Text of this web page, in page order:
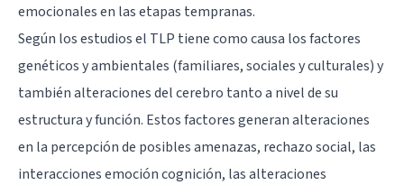
emocionales en las etapas tempranas.
Según los estudios el TLP tiene como causa los factores
genéticos y ambientales (familiares, sociales y culturales) y
también alteraciones del cerebro tanto a nivel de su
estructura y función. Estos factores generan alteraciones
en la percepción de posibles amenazas, rechazo social, las
interacciones emoción cognición, las alteraciones